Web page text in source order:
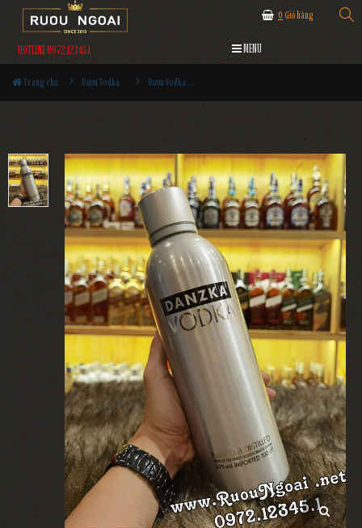
0 Giỏ hàng
HOTLINE 0972.12345.1 MENU
Trang chủ Rượu Vodka Rượu Vodka Danzka Fifty